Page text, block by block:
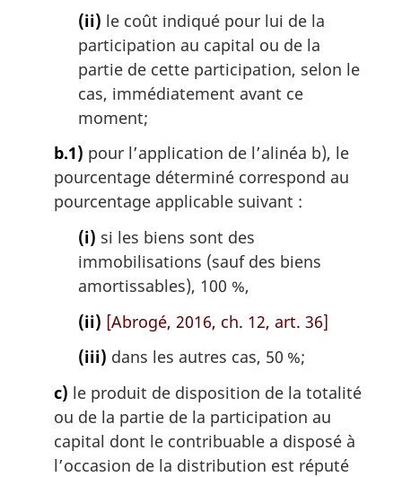
(ii) le coût indiqué pour lui de la
participation au capital ou de la
partie de cette participation, selon le
cas, immédiatement avant ce
moment;
b.1) pour l’application de l’alinéa b), le
pourcentage déterminé correspond au
pourcentage applicable suivant :
(i) si les biens sont des
immobilisations (sauf des biens
amortissables), 100 %,
(ii) [Abrogé, 2016, ch. 12, art. 36]
(iii) dans les autres cas, 50 %;
c) le produit de disposition de la totalité
ou de la partie de la participation au
capital dont le contribuable a disposé à
l’occasion de la distribution est réputé